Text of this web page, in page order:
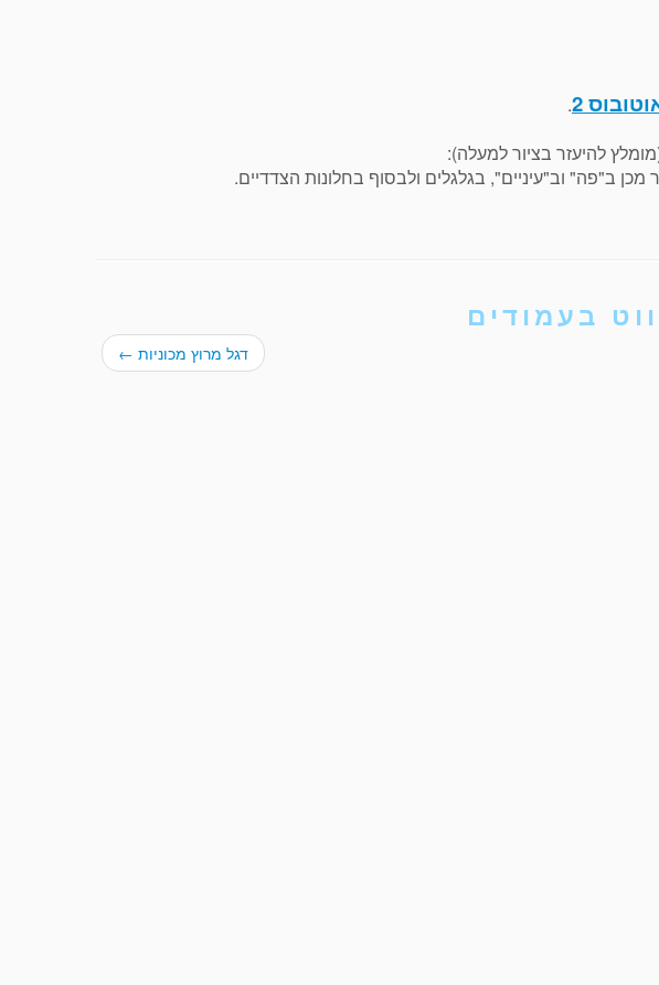
2
.
להיעזר בציור למעלה):
ב"פה" וב"עיניים", בגלגלים ולבסוף בחלונות הצדדיים.
בעמודים
דגל מרוץ מכוניות ←